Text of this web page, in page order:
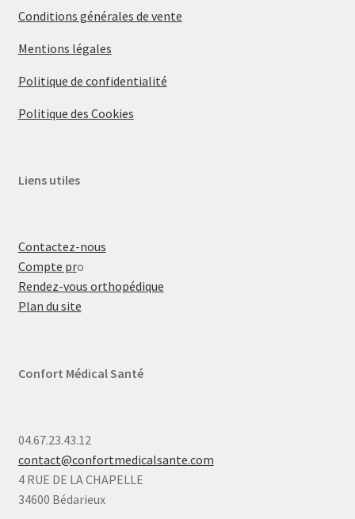
Conditions générales de vente
Mentions légales
Politique de confidentialité
Politique des Cookies
Liens utiles
Contactez-nous
Compte pro
Rendez-vous orthopédique
Plan du site
Confort Médical Santé
04.67.23.43.12
contact@confortmedicalsante.com
4 RUE DE LA CHAPELLE
34600 Bédarieux